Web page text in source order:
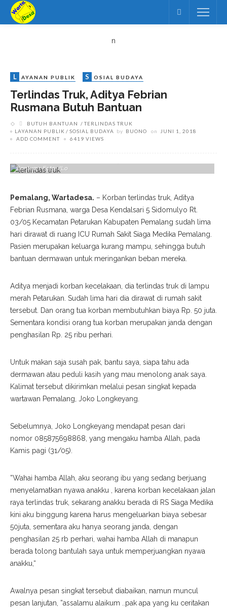
n
L AYANAN PUBLIK S OSIAL BUDAYA
Terlindas Truk, Aditya Febrian
Rusmana Butuh Bantuan
BUTUH BANTUAN
TERLINDAS TRUK
LAYANAN PUBLIK
SOSIAL BUDAYA by BUONO on
JUNI 1, 2018
ADD COMMENT
6419 VIEWS
Bantuan. Foto: JLo
Pemalang, Wartadesa. – Korban terlindas truk, Aditya
Febrian Rusmana, warga Desa Kendalsari 5 Sidomulyo Rt.
03/05 Kecamatan Petarukan Kabupaten Pemalang sudah lima
hari dirawat di ruang ICU Rumah Sakit Siaga Medika Pemalang.
Pasien merupakan keluarga kurang mampu, sehingga butuh
bantuan dermawan untuk meringankan beban mereka.
Aditya menjadi korban kecelakaan, dia terlindas truk di lampu
merah Petarukan. Sudah lima hari dia dirawat di rumah sakit
tersebut. Dan orang tua korban membutuhkan biaya Rp. 50 juta.
Sementara kondisi orang tua korban merupakan janda dengan
penghasilan Rp. 25 ribu perhari.
Untuk makan saja susah pak, bantu saya, siapa tahu ada
dermawan atau peduli kasih yang mau menolong anak saya.
Kalimat tersebut dikirimkan melalui pesan singkat kepada
wartawan Pemalang, Joko Longkeyang.
Sebelumnya, Joko Longkeyang mendapat pesan dari
nomor 085875698868, yang mengaku hamba Allah, pada
Kamis pagi (31/05).
”Wahai hamba Allah, aku seorang ibu yang sedang berjuang
menyelamatkan nyawa anakku , karena korban kecelakaan jalan
raya terlindas truk, sekarang anakku berada di RS Siaga Medika
kini aku binggung karena harus mengeluarkan biaya sebesar
50juta, sementara aku hanya seorang janda, dengan
penghasilan 25 rb perhari, wahai hamba Allah di manapun
berada tolong bantulah saya untuk memperjuangkan nyawa
anakku,“
Awalnya pesan singkat tersebut diabaikan, namun muncul
pesan lanjutan, ”assalamu alaikum ..pak apa yang ku ceritakan